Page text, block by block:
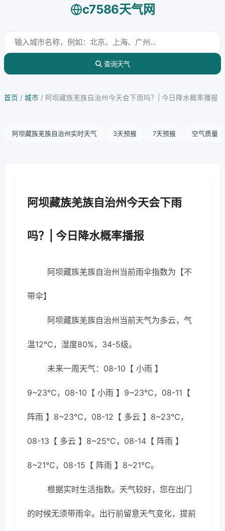
c7586天气网
查询天气
首页 / 城市 / 阿坝藏族羌族自治州今天会下雨吗？| 今日降水概率播报
阿坝藏族羌族自治州实时天气 3天预报 7天预报 空气质量
阿坝藏族羌族自治州今天会下雨
吗？| 今日降水概率播报
阿坝藏族羌族自治州当前雨伞指数为【不
带伞】
阿坝藏族羌族自治州当前天气为多云，气
温12℃，湿度80%，34-5级。
未来一周天气：08-10【 小雨 】
9~23℃，08-10【 小雨 】9~23℃，08-11【
阵雨 】8~23℃，08-12【 多云 】8~23℃，
08-13【 多云 】8~25℃，08-14【 阵雨 】
8~21℃，08-15【 阵雨 】8~21℃。
根据实时生活指数。天气较好，您在出门
的时候无须带雨伞。出行前留意天气变化，提前